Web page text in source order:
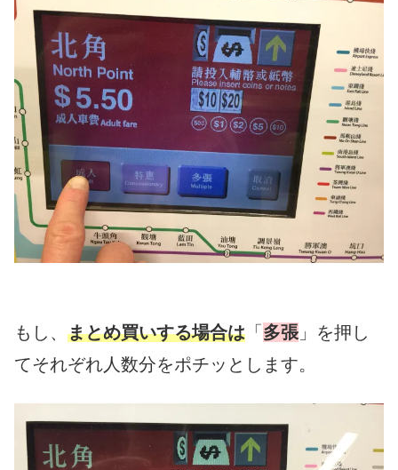
もし、 まとめ買いする場合は 「 多張 」を押し
てそれぞれ人数分をポチッとします。